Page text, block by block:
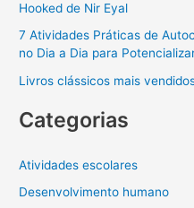
Hooked de Nir Eyal
7 Atividades Práticas de
no Dia a Dia para
Livros clássicos mais
Categorias
Atividades escolares
Desenvolvimento humano